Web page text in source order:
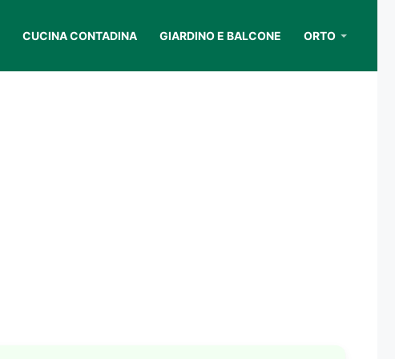
CUCINA CONTADINA GIARDINO E BALCONE ORTO